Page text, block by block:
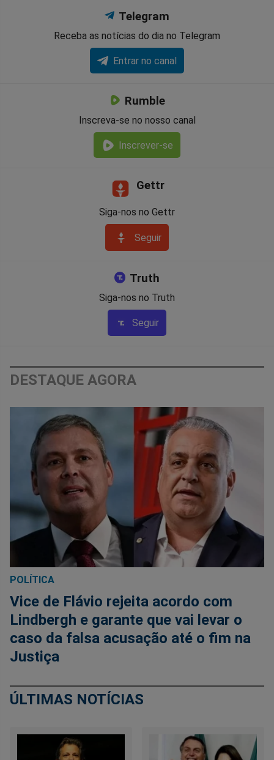
Telegram
Receba as notícias do dia no Telegram
Entrar no canal
Rumble
Inscreva-se no nosso canal
Inscrever-se
Gettr
Siga-nos no Gettr
Seguir
Truth
Siga-nos no Truth
Seguir
DESTAQUE AGORA
POLÍTICA
Vice de Flávio rejeita acordo com
Lindbergh e garante que vai levar o
caso da falsa acusação até o fim na
Justiça
ÚLTIMAS NOTÍCIAS